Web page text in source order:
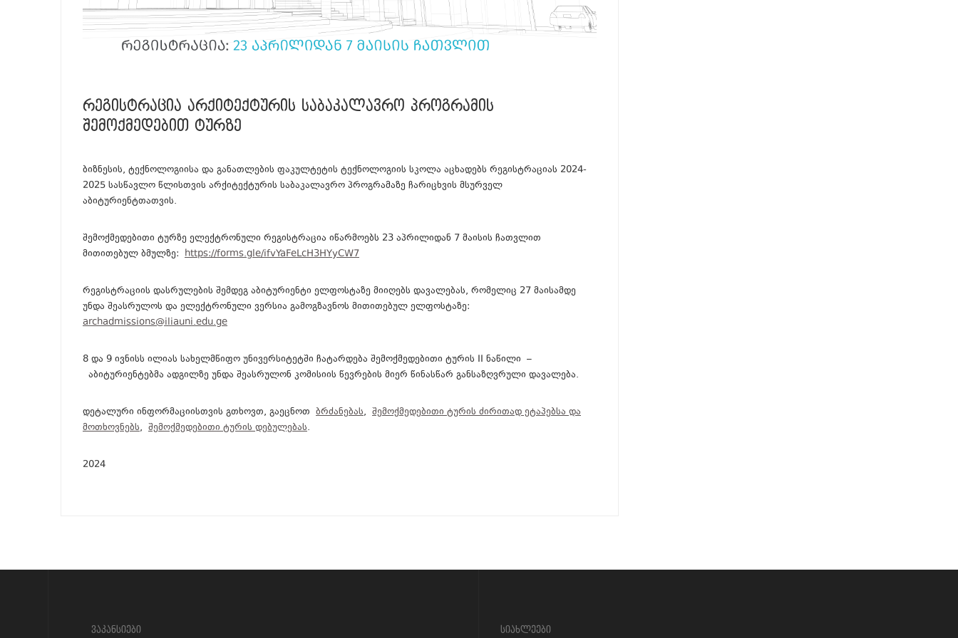
ᲠᲔᲒᲘᲡᲢᲠᲐᲪᲘᲐ ᲐᲠᲥᲘᲢᲔᲥᲢᲣᲠᲘᲡ ᲡᲐᲑᲐᲙᲐᲚᲐᲕᲠᲝ ᲞᲠᲝᲒᲠᲐᲛᲘᲡ
ᲨᲔᲛᲝᲥᲛᲔᲓᲔᲑᲘᲗ ᲢᲣᲠᲖᲔ
ბიზნესის, ტექნოლოგიისა და განათლების ფაკულტეტის ტექნოლოგიის სკოლა აცხადებს რეგისტრაციას 2024-
2025 სასწავლო წლისთვის არქიტექტურის საბაკალავრო პროგრამაზე ჩარიცხვის მსურველ
აბიტურიენტთათვის.
შემოქმედებითი ტურზე ელექტრონული რეგისტრაცია იწარმოებს 23 აპრილიდან 7 მაისის ჩათვლით
მითითებულ ბმულზე: https://forms.gle/ifvYaFeLcH3HYyCW7
რეგისტრაციის დასრულების შემდეგ აბიტურიენტი ელფოსტაზე მიიღებს დავალებას, რომელიც 27 მაისამდე
უნდა შეასრულოს და ელექტრონული ვერსია გამოგზავნოს მითითებულ ელფოსტაზე:
archadmissions@iliauni.edu.ge
8 და 9 ივნისს ილიას სახელმწიფო უნივერსიტეტში ჩატარდება შემოქმედებითი ტურის II ნაწილი –
აბიტურიენტებმა ადგილზე უნდა შეასრულონ კომისიის წევრების მიერ წინასწარ განსაზღვრული დავალება.
დეტალური ინფორმაციისთვის გთხოვთ, გაეცნოთ ბრძანებას, შემოქმედებითი ტურის ძირითად ეტაპებსა და
მოთხოვნებს, შემოქმედებითი ტურის დებულებას.
2024
ვაკანსიები სიახლეები